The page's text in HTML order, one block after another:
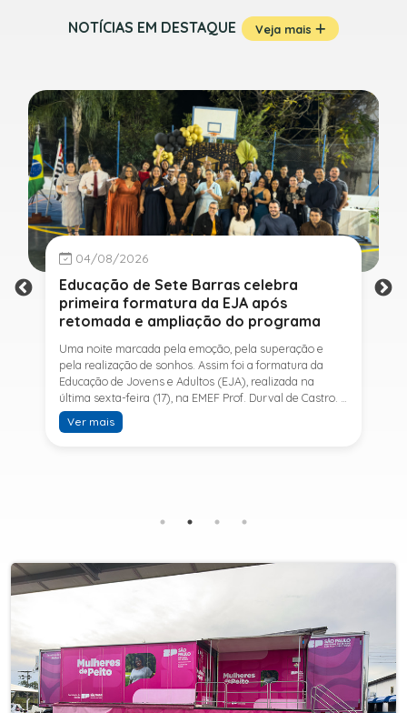
NOTÍCIAS EM DESTAQUE Veja mais
04/08/2026
Educação de Sete Barras celebra
primeira formatura da EJA após
retomada e ampliação do programa
Uma noite marcada pela emoção, pela superação e
pela realização de sonhos. Assim foi a formatura da
Educação de Jovens e Adultos (EJA), realizada na
última sexta-feira (17), na EMEF Prof. Durval de Castro. A
cerimônia celebrou a conclusão dos estudos de 53
alunos e entrou para a história ao marcar a primeira
SESI, ampliando o acesso à educação e oferecendo uma
retomar os estudos.A última turma da Educação de
Jovens e Adultos formada pelo município foi em 2016,
oferecida em Sete Barras e, a partir de agosto de 2025,
passou por uma importante ampliação. Em parceria
com o SESI, a Prefeitura passou a disponibilizar também
o Ensino Fundamental II (6º ao 9º ano) e o Ensino
Médio, ampliando significativamente as oportunidades
para que jovens e adultos concluam sua formação.A
Ver mais